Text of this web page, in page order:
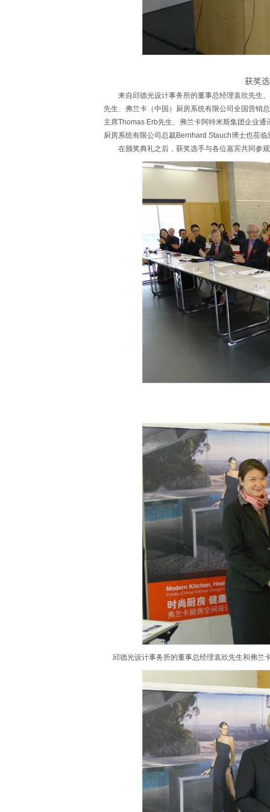
获奖
来自邱德光设计事务所的董事总经理袁欣先生、
先生、弗兰卡（中国）厨房系统有限公司全国营销
主席Thomas Erb先生、弗兰卡阿特米斯集团企业
厨房系统有限公司总裁Bernhard Stauch博士也莅
在颁奖典礼之后，获奖选手与各位嘉宾共同参观
邱德光设计事务所的董事总经理袁欣先生和弗兰